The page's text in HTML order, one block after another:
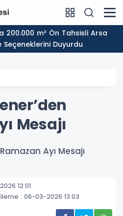
Seçeneklerini Duyurdu
Mesajı
Ayı Mesajı
12:01
: 06-03-2026 13:03